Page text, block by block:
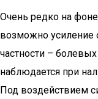
Очень редко на
возможно усиление
частности –
наблюдается при
Под воздействием